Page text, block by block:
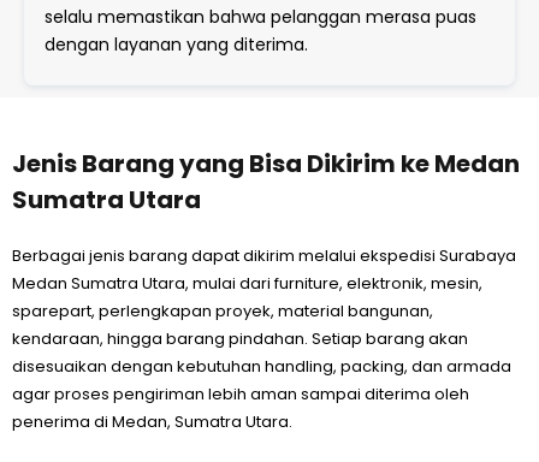
selalu memastikan bahwa pelanggan merasa puas
dengan layanan yang diterima.
Jenis Barang yang Bisa Dikirim ke Medan
Sumatra Utara
Berbagai jenis barang dapat dikirim melalui ekspedisi Surabaya
Medan Sumatra Utara, mulai dari furniture, elektronik, mesin,
sparepart, perlengkapan proyek, material bangunan,
kendaraan, hingga barang pindahan. Setiap barang akan
disesuaikan dengan kebutuhan handling, packing, dan armada
agar proses pengiriman lebih aman sampai diterima oleh
penerima di Medan, Sumatra Utara.